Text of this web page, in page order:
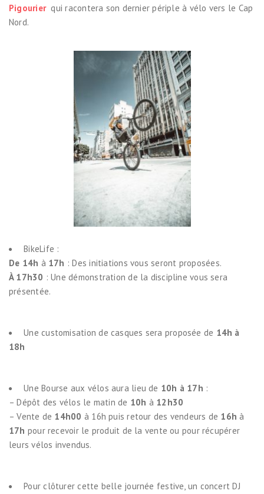
Pigourier qui racontera son dernier périple à vélo vers le Cap
Nord.
BikeLife :
De 14h à 17h : Des initiations vous seront proposées.
À 17h30 : Une démonstration de la discipline vous sera
présentée.
Une customisation de casques sera proposée de 14h à
18h
Une Bourse aux vélos aura lieu de 10h à 17h :
– Dépôt des vélos le matin de 10h à 12h30
– Vente de 14h00 à 16h puis retour des vendeurs de 16h à
17h pour recevoir le produit de la vente ou pour récupérer
leurs vélos invendus.
Pour clôturer cette belle journée festive, un concert DJ